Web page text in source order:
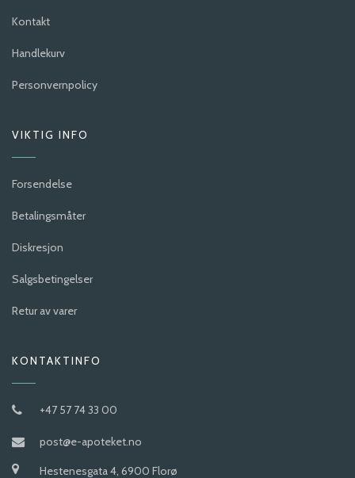
Kontakt
Handlekurv
Personvernpolicy
VIKTIG INFO
Forsendelse
Betalingsmåter
Diskresjon
Salgsbetingelser
Retur av varer
KONTAKTINFO
+47 57 74 33 00
post@e-apoteket.no
Hestenesgata 4, 6900 Florø